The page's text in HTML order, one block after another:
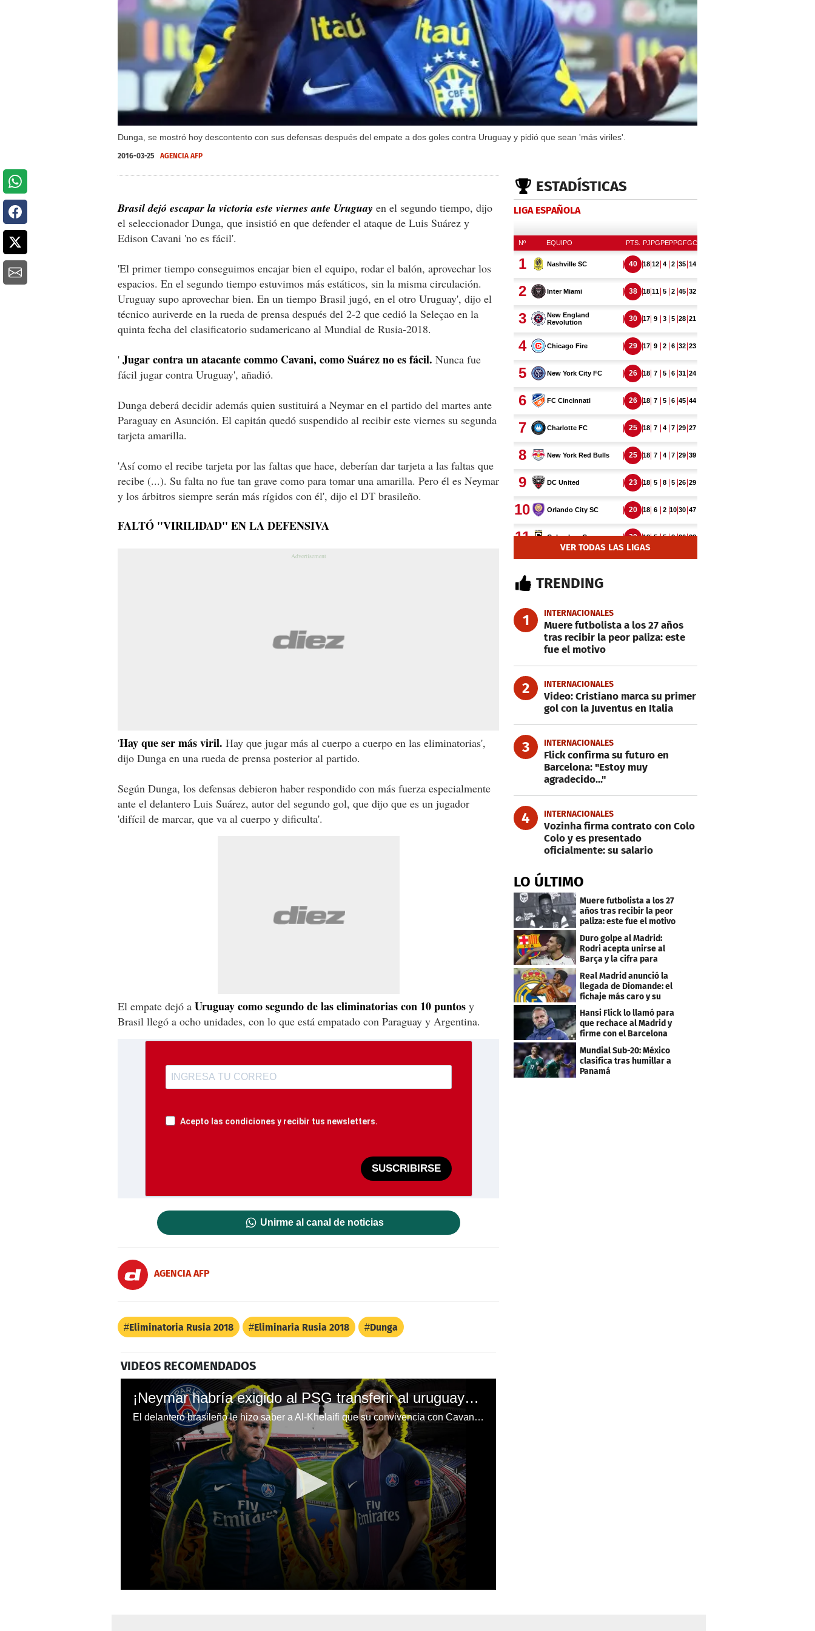
Dunga, se mostró hoy descontento con sus defensas después del empate a dos goles contra Uruguay y pidió que sean 'más viriles'.
2016-03-25 AGENCIA AFP
Brasil dejó escapar la victoria este viernes ante Uruguay en el segundo tiempo, dijo
el seleccionador Dunga, que insistió en que defender el ataque de Luis Suárez y
Edison Cavani 'no es fácil'.
'El primer tiempo conseguimos encajar bien el equipo, rodar el balón, aprovechar los
espacios. En el segundo tiempo estuvimos más estáticos, sin la misma circulación.
Uruguay supo aprovechar bien. En un tiempo Brasil jugó, en el otro Uruguay', dijo el
técnico auriverde en la rueda de prensa después del 2-2 que cedió la Seleçao en la
quinta fecha del clasificatorio sudamericano al Mundial de Rusia-2018.
' Jugar contra un atacante commo Cavani, como Suárez no es fácil. Nunca fue
fácil jugar contra Uruguay', añadió.
Dunga deberá decidir además quien sustituirá a Neymar en el partido del martes ante
Paraguay en Asunción. El capitán quedó suspendido al recibir este viernes su segunda
tarjeta amarilla.
'Así como el recibe tarjeta por las faltas que hace, deberían dar tarjeta a las faltas que
recibe (...). Su falta no fue tan grave como para tomar una amarilla. Pero él es Neymar
y los árbitros siempre serán más rígidos con él', dijo el DT brasileño.
FALTÓ ''VIRILIDAD'' EN LA DEFENSIVA
'Hay que ser más viril. Hay que jugar más al cuerpo a cuerpo en las eliminatorias',
dijo Dunga en una rueda de prensa posterior al partido.
Según Dunga, los defensas debieron haber respondido con más fuerza especialmente
ante el delantero Luis Suárez, autor del segundo gol, que dijo que es un jugador
'difícil de marcar, que va al cuerpo y dificulta'.
El empate dejó a Uruguay como segundo de las eliminatorias con 10 puntos y
Brasil llegó a ocho unidades, con lo que está empatado con Paraguay y Argentina.
Acepto las condiciones y recibir tus newsletters.
SUSCRIBIRSE
Unirme al canal de noticias
AGENCIA AFP
Eliminatoria Rusia 2018 Eliminaria Rusia 2018 Dunga
VIDEOS RECOMENDADOS
¡Neymar habría exigido al PSG transferir al uruguayo Cavani!
El delantero brasileño le hizo saber a Al-Khelaifi que su convivencia con Cavani no es la ideal.
ESTADÍSTICAS
LIGA ESPAÑOLA
VER TODAS LAS LIGAS
TRENDING
1 INTERNACIONALES
Muere futbolista a los 27 años
tras recibir la peor paliza: este
fue el motivo
2 INTERNACIONALES
Video: Cristiano marca su primer
gol con la Juventus en Italia
3 INTERNACIONALES
Flick confirma su futuro en
Barcelona: "Estoy muy
agradecido..."
4 INTERNACIONALES
Vozinha firma contrato con Colo
Colo y es presentado
oficialmente: su salario
LO ÚLTIMO
Muere futbolista a los 27
años tras recibir la peor
paliza: este fue el motivo
Duro golpe al Madrid:
Rodri acepta unirse al
Barça y la cifra para
cerrar su fichaje
Real Madrid anunció la
llegada de Diomande: el
fichaje más caro y su
contrato
Hansi Flick lo llamó para
que rechace al Madrid y
firme con el Barcelona
Mundial Sub-20: México
clasifica tras humillar a
Panamá